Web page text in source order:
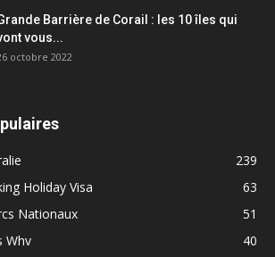
Barrière de Corail : les 10 îles qui
vous...
octobre 2022
239
Holiday Visa
63
Nationaux
51
Whv
40